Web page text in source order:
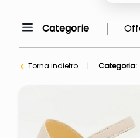
Categorie
Torna indietro Categoria: